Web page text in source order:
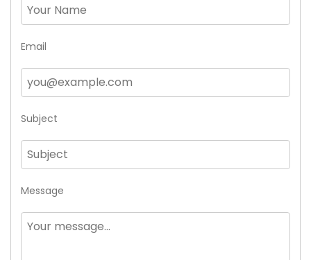
Email
Subject
Message